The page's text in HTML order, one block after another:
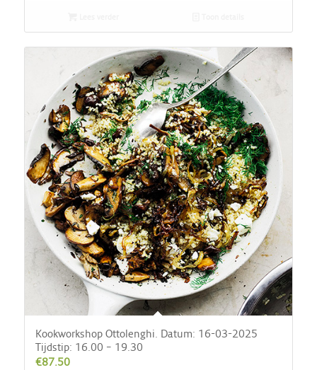
Kookworkshop Ottolenghi. Datum: 16-03-2025
Tijdstip: 16.00 – 19.30
€87.50